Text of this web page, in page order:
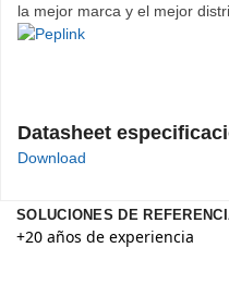
la mejor marca y el mejor
Datasheet
Download
SOLUCIONES DE
+20 años de experiencia